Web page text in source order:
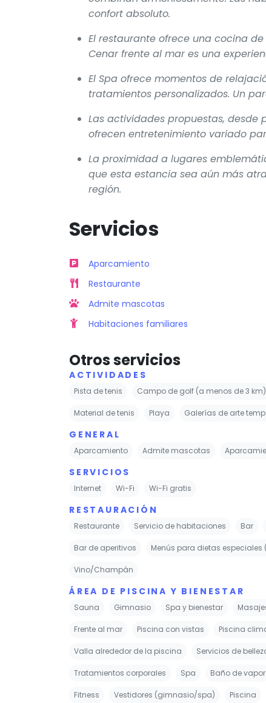
confort absoluto.
El restaurante ofrece una cocina
Cenar frente al mar es una
El Spa ofrece momentos de
tratamientos personalizados. Un
Las actividades propuestas, desde
ofrecen entretenimiento variado
La proximidad a lugares
que esta estancia sea aún más
región.
Servicios
Aparcamiento
Restaurante
Admite mascotas
Habitaciones familiares
Otros servicios
ACTIVIDADES
Pista de tenis Campo de golf (a menos de 3 km)
Material de tenis Playa Galerías de arte
GENERAL
Aparcamiento Admite mascotas
SERVICIOS
Internet Wi-Fi Wi-Fi gratis
RESTAURACIÓN
Restaurante Servicio de habitaciones Bar
Bar de aperitivos Menús para dietas especiales
Vino/Champán
ÁREA DE PISCINA Y BIENESTAR
Sauna Gimnasio Spa y bienestar
Frente al mar Piscina con vistas Piscina
Valla alrededor de la piscina Servicios de
Tratamientos corporales Spa Baño de vapor
Fitness Vestidores (gimnasio/spa) Piscina